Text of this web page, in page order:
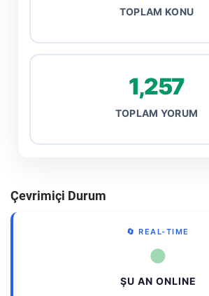
TOPLAM KONU
1,257
TOPLAM YORUM
Çevrimiçi Durum
🔄 REAL-TIME
●
ŞU AN ONLINE